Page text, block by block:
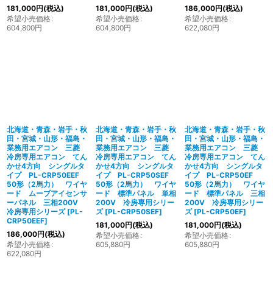
181,000円(税込)
希望小売価格:
604,800円
181,000円(税込)
希望小売価格:
604,800円
186,000円(税込)
希望小売価格:
622,080円
北海道・青森・岩手・秋
田・宮城・山形・福島・
業務用エアコン 三菱
冷房専用エアコン てん
かせ4方向 シングルタ
イプ PL-CRP50EEF
50形（2馬力） ワイヤ
ード ムーブアイセンサ
ーパネル 三相200V
冷房専用シリーズ [PL-
CRP50EEF]
186,000円(税込)
希望小売価格:
622,080円
北海道・青森・岩手・秋
田・宮城・山形・福島・
業務用エアコン 三菱
冷房専用エアコン てん
かせ4方向 シングルタ
イプ PL-CRP50SEF
50形（2馬力） ワイヤ
ード 標準パネル 単相
200V 冷房専用シリー
ズ [PL-CRP50SEF]
181,000円(税込)
希望小売価格:
605,880円
北海道・青森・岩手・秋
田・宮城・山形・福島・
業務用エアコン 三菱
冷房専用エアコン てん
かせ4方向 シングルタ
イプ PL-CRP50EF
50形（2馬力） ワイヤ
ード 標準パネル 三相
200V 冷房専用シリー
ズ [PL-CRP50EF]
181,000円(税込)
希望小売価格:
605,880円